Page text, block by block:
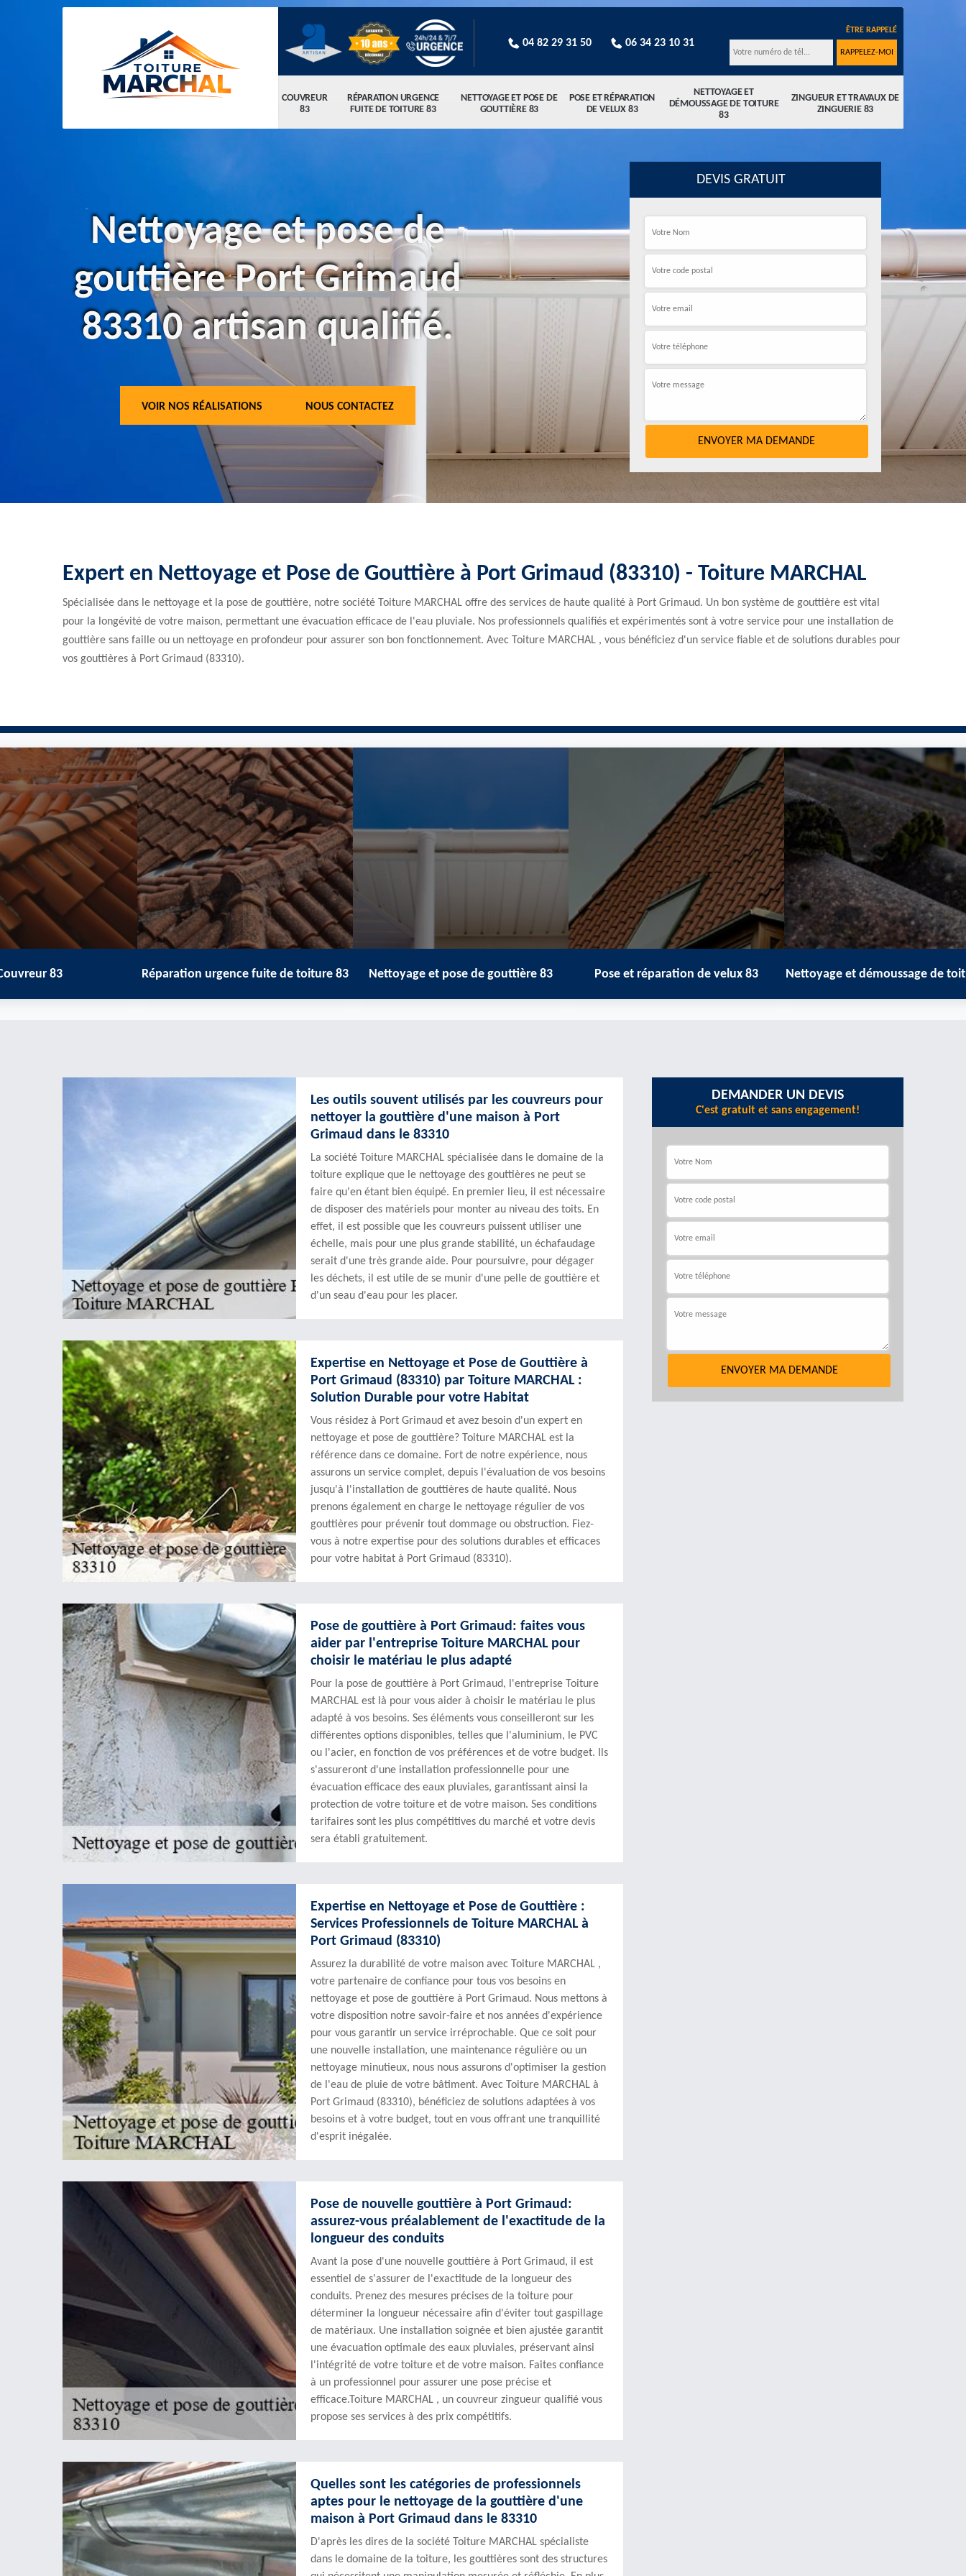
COUVREUR
83
RÉPARATION URGENCE
FUITE DE TOITURE 83
NETTOYAGE ET POSE DE
GOUTTIÈRE 83
POSE ET RÉPARATION
DE VELUX 83
NETTOYAGE ET
DÉMOUSSAGE DE TOITURE
83
ZINGUEUR ET TRAVAUX DE
ZINGUERIE 83
04 82 29 31 50 06 34 23 10 31
ÊTRE RAPPELÉ
Nettoyage et pose de
gouttière Port Grimaud
83310 artisan qualifié.
VOIR NOS RÉALISATIONS NOUS CONTACTEZ
DEVIS GRATUIT
Expert en Nettoyage et Pose de Gouttière à Port Grimaud (83310) - Toiture MARCHAL
Spécialisée dans le nettoyage et la pose de gouttière, notre société Toiture MARCHAL offre des services de haute qualité à Port Grimaud. Un bon système de gouttière est vital
pour la longévité de votre maison, permettant une évacuation efficace de l'eau pluviale. Nos professionnels qualifiés et expérimentés sont à votre service pour une installation de
gouttière sans faille ou un nettoyage en profondeur pour assurer son bon fonctionnement. Avec Toiture MARCHAL , vous bénéficiez d'un service fiable et de solutions durables pour
vos gouttières à Port Grimaud (83310).
Réparation urgence fuite de toiture 83 Nettoyage et pose de gouttière 83 Pose et réparation de velux 83 Nettoyage et démoussage de toiture 83
Les outils souvent utilisés par les couvreurs pour
nettoyer la gouttière d'une maison à Port
Grimaud dans le 83310
La société Toiture MARCHAL spécialisée dans le domaine de la
toiture explique que le nettoyage des gouttières ne peut se
faire qu'en étant bien équipé. En premier lieu, il est nécessaire
de disposer des matériels pour monter au niveau des toits. En
effet, il est possible que les couvreurs puissent utiliser une
échelle, mais pour une plus grande stabilité, un échafaudage
serait d'une très grande aide. Pour poursuivre, pour dégager
les déchets, il est utile de se munir d'une pelle de gouttière et
d'un seau d'eau pour les placer.
Expertise en Nettoyage et Pose de Gouttière à
Port Grimaud (83310) par Toiture MARCHAL :
Solution Durable pour votre Habitat
Vous résidez à Port Grimaud et avez besoin d'un expert en
nettoyage et pose de gouttière? Toiture MARCHAL est la
référence dans ce domaine. Fort de notre expérience, nous
assurons un service complet, depuis l'évaluation de vos besoins
jusqu'à l'installation de gouttières de haute qualité. Nous
prenons également en charge le nettoyage régulier de vos
gouttières pour prévenir tout dommage ou obstruction. Fiez-
vous à notre expertise pour des solutions durables et efficaces
pour votre habitat à Port Grimaud (83310).
Pose de gouttière à Port Grimaud: faites vous
aider par l'entreprise Toiture MARCHAL pour
choisir le matériau le plus adapté
Pour la pose de gouttière à Port Grimaud, l'entreprise Toiture
MARCHAL est là pour vous aider à choisir le matériau le plus
adapté à vos besoins. Ses éléments vous conseilleront sur les
différentes options disponibles, telles que l'aluminium, le PVC
ou l'acier, en fonction de vos préférences et de votre budget. Ils
s'assureront d'une installation professionnelle pour une
évacuation efficace des eaux pluviales, garantissant ainsi la
protection de votre toiture et de votre maison. Ses conditions
tarifaires sont les plus compétitives du marché et votre devis
sera établi gratuitement.
Expertise en Nettoyage et Pose de Gouttière :
Services Professionnels de Toiture MARCHAL à
Port Grimaud (83310)
Assurez la durabilité de votre maison avec Toiture MARCHAL ,
votre partenaire de confiance pour tous vos besoins en
nettoyage et pose de gouttière à Port Grimaud. Nous mettons à
votre disposition notre savoir-faire et nos années d'expérience
pour vous garantir un service irréprochable. Que ce soit pour
une nouvelle installation, une maintenance régulière ou un
nettoyage minutieux, nous nous assurons d'optimiser la gestion
de l'eau de pluie de votre bâtiment. Avec Toiture MARCHAL à
Port Grimaud (83310), bénéficiez de solutions adaptées à vos
besoins et à votre budget, tout en vous offrant une tranquillité
d'esprit inégalée.
Pose de nouvelle gouttière à Port Grimaud:
assurez-vous préalablement de l'exactitude de la
longueur des conduits
Avant la pose d'une nouvelle gouttière à Port Grimaud, il est
essentiel de s'assurer de l'exactitude de la longueur des
conduits. Prenez des mesures précises de la toiture pour
déterminer la longueur nécessaire afin d'éviter tout gaspillage
de matériaux. Une installation soignée et bien ajustée garantit
une évacuation optimale des eaux pluviales, préservant ainsi
l'intégrité de votre toiture et de votre maison. Faites confiance
à un professionnel pour assurer une pose précise et
efficace.Toiture MARCHAL , un couvreur zingueur qualifié vous
propose ses services à des prix compétitifs.
Quelles sont les catégories de professionnels
aptes pour le nettoyage de la gouttière d'une
maison à Port Grimaud dans le 83310
D'après les dires de la société Toiture MARCHAL spécialiste
dans le domaine de la toiture, les gouttières sont des structures
DEMANDER UN DEVIS
C'est gratuit et sans engagement!